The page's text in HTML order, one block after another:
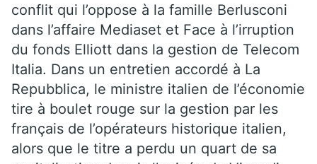
conflit qui l’oppose à la famille Berlusconi
dans l’affaire Mediaset et Face à l’irruption
du fonds Elliott dans la gestion de Telecom
Italia. Dans un entretien accordé à La
Repubblica, le ministre italien de l’économie
tire à boulet rouge sur la gestion par les
français de l’opérateurs historique italien,
alors que le titre a perdu un quart de sa